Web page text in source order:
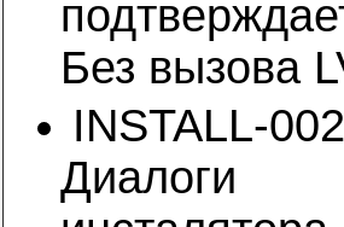
Без вызова
INSTALL-
Диалоги